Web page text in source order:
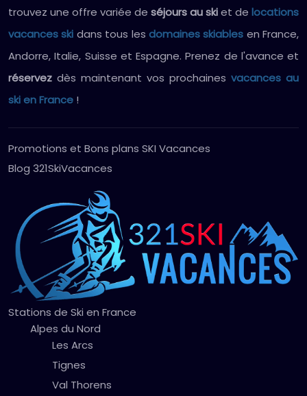
trouvez une offre variée de séjours au skiet de locations
vacances ski dans tous les domaines skiables en France,
Andorre, Italie, Suisse et Espagne. Prenez de l'avance et
réservez dès maintenant vos prochaines vacances au
ski en France !
Promotions et Bons plans SKI Vacances
Blog 321SkiVacances
Stations de Ski en France
Alpes du Nord
Les Arcs
Tignes
Val Thorens